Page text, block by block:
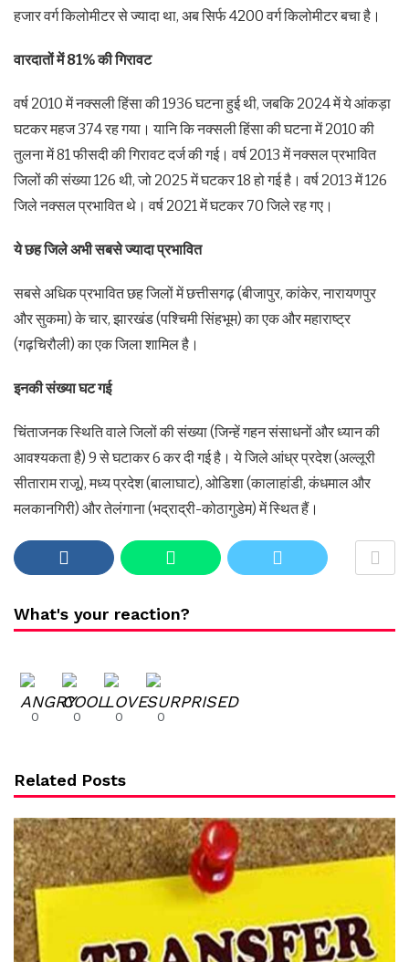
हजार वर्ग किलोमीटर से ज्यादा था, अब सिर्फ 4200 वर्ग किलोमीटर बचा है।
वारदातों में 81% की गिरावट
वर्ष 2010 में नक्सली हिंसा की 1936 घटना हुई थी, जबकि 2024 में ये आंकड़ा
घटकर महज 374 रह गया। यानि कि नक्सली हिंसा की घटना में 2010 की
तुलना में 81 फीसदी की गिरावट दर्ज की गई। वर्ष 2013 में नक्सल प्रभावित
जिलों की संख्या 126 थी, जो 2025 में घटकर 18 हो गई है। वर्ष 2013 में 126
जिले नक्सल प्रभावित थे। वर्ष 2021 में घटकर 70 जिले रह गए।
ये छह जिले अभी सबसे ज्यादा प्रभावित
सबसे अधिक प्रभावित छह जिलों में छत्तीसगढ़ (बीजापुर, कांकेर, नारायणपुर
और सुकमा) के चार, झारखंड (पश्चिमी सिंहभूम) का एक और महाराष्ट्र
(गढ़चिरौली) का एक जिला शामिल है।
इनकी संख्या घट गई
चिंताजनक स्थिति वाले जिलों की संख्या (जिन्हें गहन संसाधनों और ध्यान की
आवश्यकता है) 9 से घटाकर 6 कर दी गई है। ये जिले आंध्र प्रदेश (अल्लूरी
सीताराम राजू), मध्य प्रदेश (बालाघाट), ओडिशा (कालाहांडी, कंधमाल और
मलकानगिरी) और तेलंगाना (भद्राद्री-कोठागुडेम) में स्थित हैं।
What's your reaction?
0 0 0 0
Related Posts